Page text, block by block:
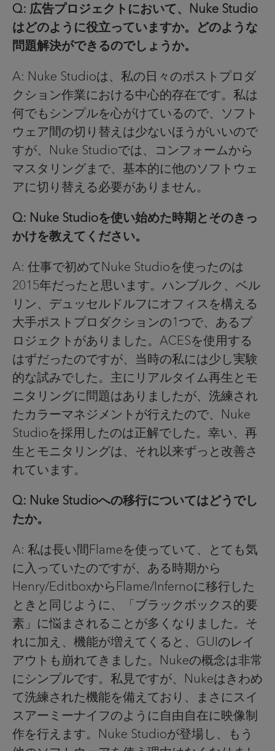
Q: 広告プロジェクトにおいて、Nuke Studio
はどのように役立っていますか。どのような
問題解決ができるのでしょうか。
A: Nuke Studioは、私の日々のポストプロダ
クション作業における中心的存在です。私は
何でもシンプルを心がけているので、ソフト
ウェア間の切り替えは少ないほうがいいので
すが、Nuke Studioでは、コンフォームから
マスタリングまで、基本的に他のソフトウェ
アに切り替える必要がありません。
Q: Nuke Studioを使い始めた時期とそのきっ
かけを教えてください。
A: 仕事で初めてNuke Studioを使ったのは
2015年だったと思います。ハンブルク、ベル
リン、デュッセルドルフにオフィスを構える
大手ポストプロダクションの1つで、あるプ
ロジェクトがありました。ACESを使用する
はずだったのですが、当時の私には少し実験
的な試みでした。主にリアルタイム再生とモ
ニタリングに問題はありましたが、洗練され
たカラーマネジメントが行えたので、Nuke
Studioを採用したのは正解でした。幸い、再
生とモニタリングは、それ以来ずっと改善さ
れています。
Q: Nuke Studioへの移行についてはどうでし
たか。
A: 私は長い間Flameを使っていて、とても気
に入っていたのですが、ある時期から
Henry/EditboxからFlame/Infernoに移行した
ときと同じように、「ブラックボックス的要
素」に悩まされることが多くなりました。そ
れに加え、機能が増えてくると、GUIのレイ
アウトも崩れてきました。Nukeの概念は非常
にシンプルです。私見ですが、Nukeはきわめ
て洗練された機能を備えており、まさにスイ
スアーミーナイフのように自由自在に映像制
作を行えます。Nuke Studioが登場し、もう